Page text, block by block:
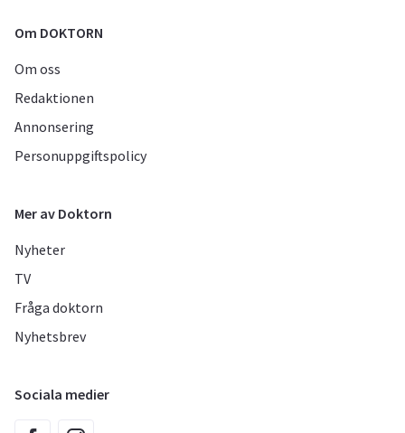
Om DOKTORN
Om oss
Redaktionen
Annonsering
Personuppgiftspolicy
Mer av Doktorn
Nyheter
TV
Fråga doktorn
Nyhetsbrev
Sociala medier